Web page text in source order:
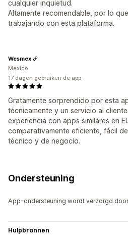
cualquier inquietud.
Altamente recomendable, por lo
trabajando con esta plataforma.
Gratamente sorprendido por esta
técnicamente y un servicio al
experiencia con apps similares en
comparativamente eficiente, fácil
técnico y de negocio.
Wesmex
Mexico
17 dagen gebruiken de app
Ondersteuning
App-ondersteuning wordt verzorgd
Hulpbronnen